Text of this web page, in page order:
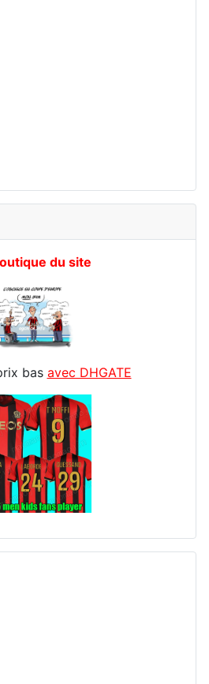
du site
bas avec DHGATE